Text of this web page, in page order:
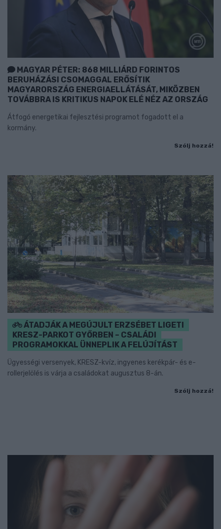
MAGYAR PÉTER: 868 MILLIÁRD FORINTOS
BERUHÁZÁSI CSOMAGGAL ERŐSÍTIK
MAGYARORSZÁG ENERGIAELLÁTÁSÁT, MIKÖZBEN
TOVÁBBRA IS KRITIKUS NAPOK ELÉ NÉZ AZ ORSZÁG
Átfogó energetikai fejlesztési programot fogadott el a
kormány.
Szólj hozzá!
ÁTADJÁK A MEGÚJULT ERZSÉBET LIGETI
KRESZ-PARKOT GYŐRBEN – CSALÁDI
PROGRAMOKKAL ÜNNEPLIK A FELÚJÍTÁST
Ügyességi versenyek, KRESZ-kvíz, ingyenes kerékpár- és e-
rollerjelölés is várja a családokat augusztus 8-án.
Szólj hozzá!